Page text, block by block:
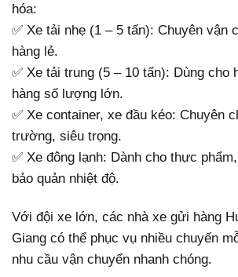
hóa:
✅ Xe tải nhẹ (1 – 5 tấn): Chuyên vận
hàng lẻ.
✅ Xe tải trung (5 – 10 tấn): Dùng cho
hàng số lượng lớn.
✅ Xe container, xe đầu kéo: Chuyên
trường, siêu trọng.
✅ Xe đông lạnh: Dành cho thực
bảo quản nhiệt độ.
Với đội xe lớn, các nhà xe gửi hàng
Giang có thể phục vụ nhiều chuyến
nhu cầu vận chuyển nhanh chóng.